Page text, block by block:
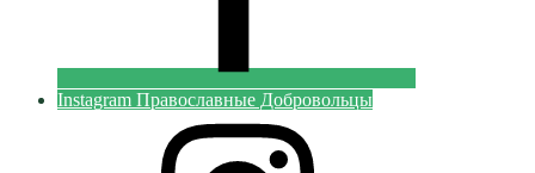
Instagram Православные Добровольцы